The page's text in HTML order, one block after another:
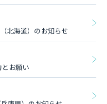
北海道）のお知らせ
お願い